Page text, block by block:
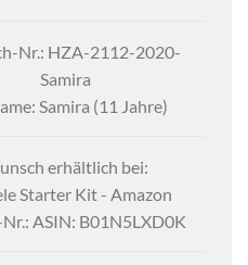
Nr.: HZA-2112-2020-
Samira
Samira (11 Jahre)
erhältlich bei:
Starter Kit - Amazon
ASIN: B01N5LXD0K